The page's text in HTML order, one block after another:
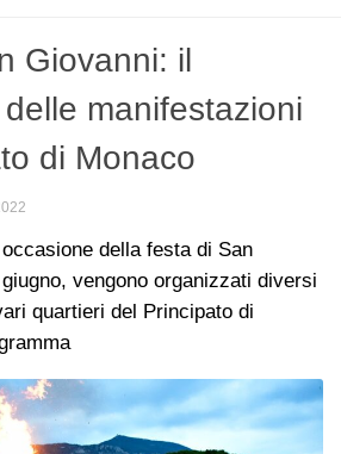
Giovanni: il
manifestazioni
di Monaco
della festa di San
vengono organizzati diversi
quartieri del Principato di